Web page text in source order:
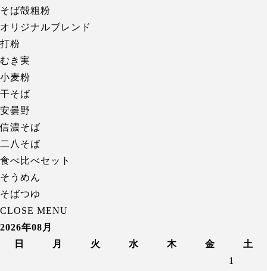
そば殻粗粉
オリジナルブレンド
打粉
むき実
小麦粉
干そば
安曇野
信濃そば
二八そば
食べ比べセット
そうめん
そばつゆ
CLOSE MENU
2026年08月
日
月 火 水 木 金
土
1